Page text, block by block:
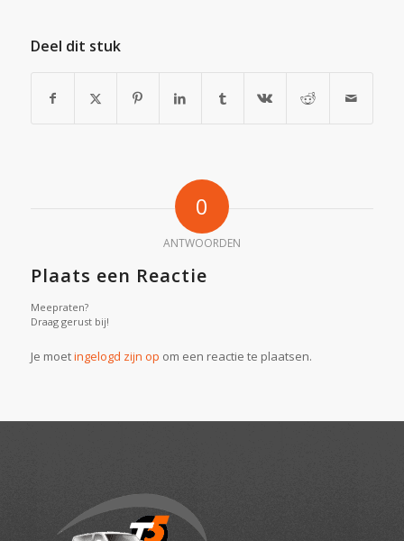
Deel dit stuk
0
ANTWOORDEN
Plaats een Reactie
Meepraten?
Draag gerust bij!
Je moetingelogd zijn op om een reactie te plaatsen.